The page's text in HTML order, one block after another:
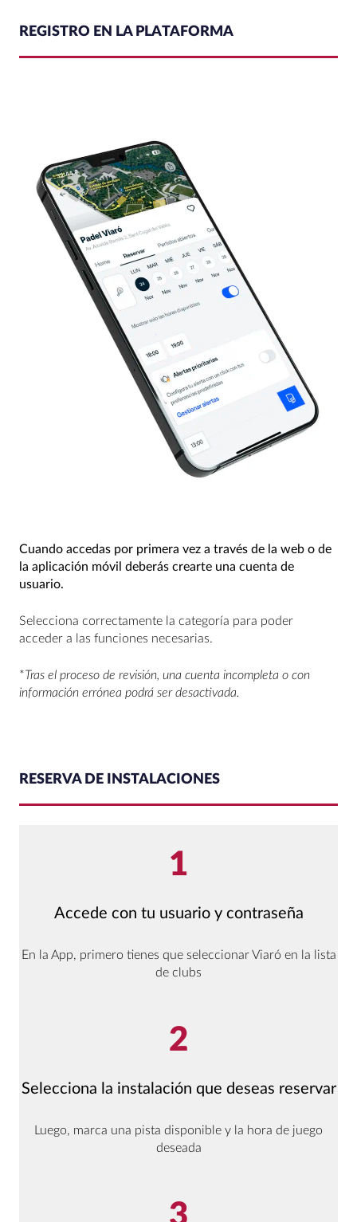
REGISTRO EN LA PLATAFORMA
Cuando accedas por primera vez a través de la web o de
la aplicación móvil deberás crearte una cuenta de
usuario.
Selecciona correctamente la categoría para poder
acceder a las funciones necesarias.
*Tras el proceso de revisión, una cuenta incompleta o con
información errónea podrá ser desactivada.
RESERVA DE INSTALACIONES
1
Accede con tu usuario y contraseña
En la App, primero tienes que seleccionar Viaró en la lista
de clubs
2
Selecciona la instalación que deseas reservar
Luego, marca una pista disponible y la hora de juego
deseada